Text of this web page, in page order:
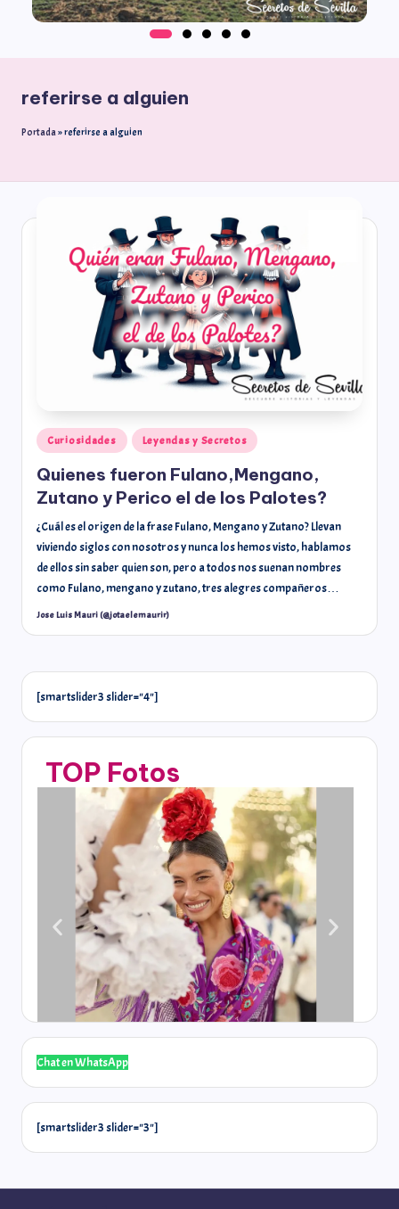
referirse a alguien
Portada»referirse a alguien
Curiosidades Leyendas y Secretos
Quienes fueron Fulano,Mengano,
Zutano y Perico el de los Palotes?
¿Cuál es el origen de la frase Fulano, Mengano y Zutano? Llevan
viviendo siglos con nosotros y nunca los hemos visto, hablamos
de ellos sin saber quien son, pero a todos nos suenan nombres
como Fulano, mengano y zutano, tres alegres compañeros…
Jose Luis Mauri (@jotaelemaurir)
[smartslider3 slider="4"]
TOP Fotos
Chat en WhatsApp
[smartslider3 slider="3"]